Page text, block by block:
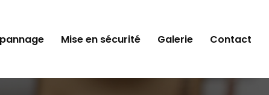
Mise en sécurité Galerie Contact